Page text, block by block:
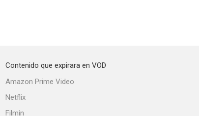
Contenido que expirara en VOD
Amazon Prime Video
Netflix
Filmin